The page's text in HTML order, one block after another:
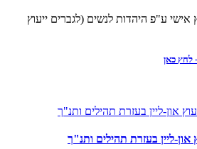
ע"פ היהדות לנשים (לגברים ייעוץ
לחץ כאן
ליין בעזרת תהילים ותנ"ך